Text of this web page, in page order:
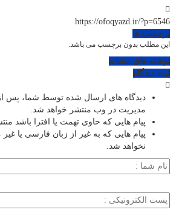
https://ofoqyazd.ir/?p=6546
برچسب ها
این مطلب بدون برچسب می باشد.
نوشته های مشابه
ثبت دیدگاه
دیدگاه های ارسال شده توسط شما، پس از
مدیریت در وب منتشر خواهد شد.
پیام هایی که حاوی تهمت یا افترا باشد
پیام هایی که به غیر از زبان فارسی یا
نخواهد شد.